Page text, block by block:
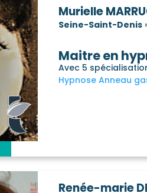
Murielle
Seine-Saint-Denis
Maitre en
Avec 5
Hypnose Anneau
Renée-marie